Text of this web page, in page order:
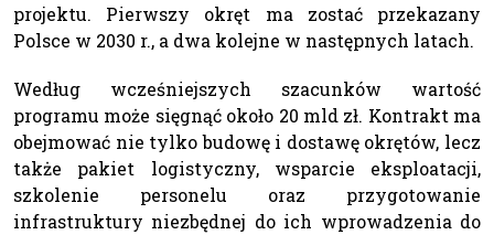
projektu. Pierwszy okręt ma zostać przekazany
Polsce w 2030 r., a dwa kolejne w następnych latach.
Według wcześniejszych szacunków wartość
programu może sięgnąć około 20 mld zł. Kontrakt ma
obejmować nie tylko budowę i dostawę okrętów, lecz
także pakiet logistyczny, wsparcie eksploatacji,
szkolenie personelu oraz przygotowanie
infrastruktury niezbędnej do ich wprowadzenia do